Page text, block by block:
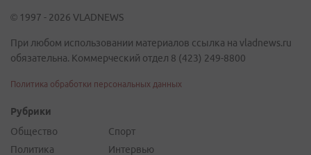
© 1997 - 2026 VLADNEWS
При любом использовании материалов ссылка на vladnews.ru
обязательна. Коммерческий отдел 8 (423) 249-8800
Политика обработки персональных данных
Рубрики
Общество
Политика
Спорт
Интервью